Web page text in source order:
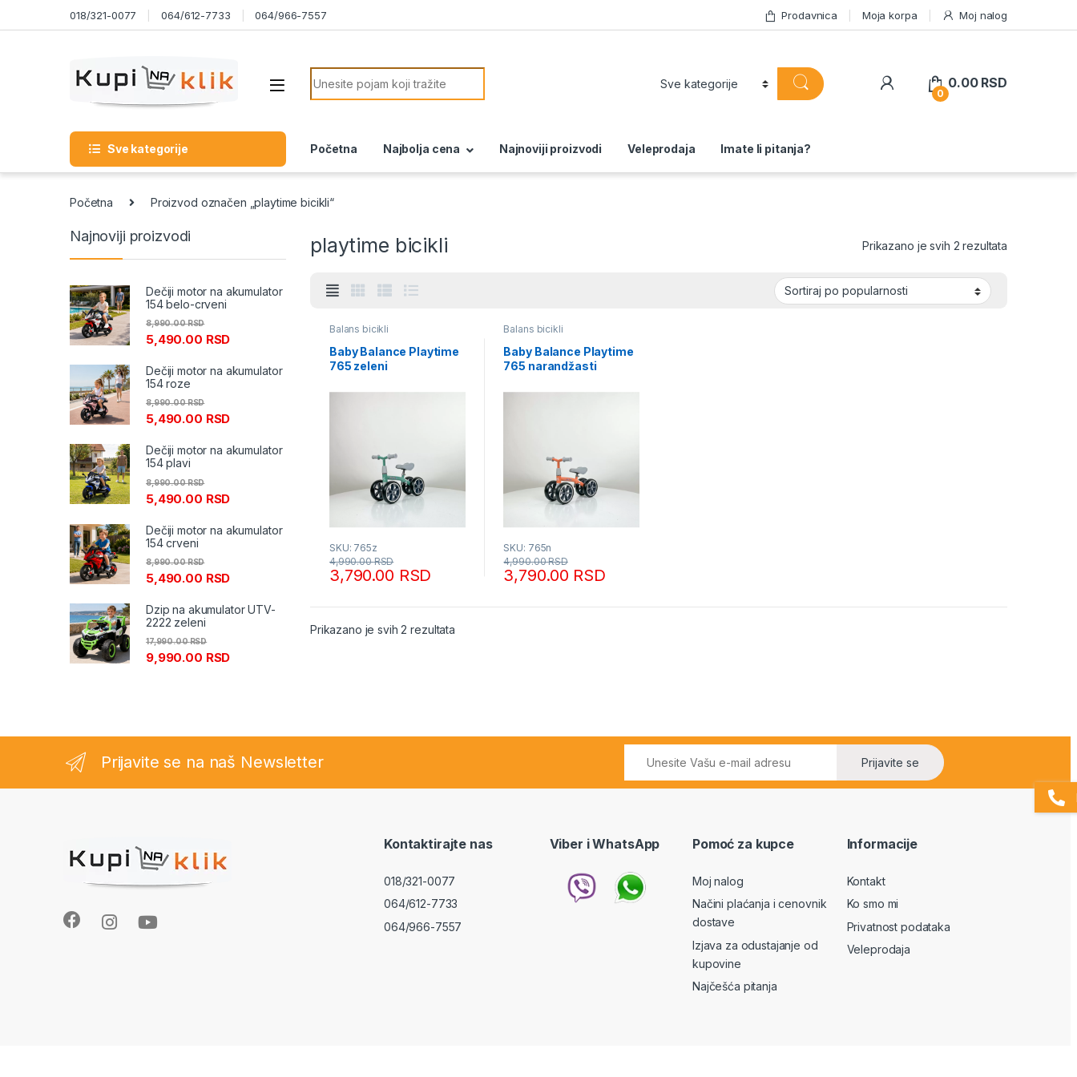
Skip to navigation018/321-0077 064/612-7733 064/966-7557 Prodavnica Moja korpa Moj nalog
Search for:
0
0.00 RSD
Sve kategorije Početna Najbolja cena Najnoviji proizvodi Veleprodaja Imate li pitanja?
Početna Proizvod označen „playtime bicikli“
playtime bicikli Prikazano je svih 2 rezultata
Balans bicikli
Baby Balance Playtime
765 zeleni
SKU: 765z
3,790.00 RSD
4,990.00RSD
Balans bicikli
Baby Balance Playtime
765 narandžasti
SKU: 765n
3,790.00 RSD
4,990.00RSD
Prikazano je svih 2 rezultataSortirano po popularnosti
Najnoviji proizvodi
Dečiji motor na akumulator
154 belo-crveni
5,490.00 RSD
8,990.00RSD
Dečiji motor na akumulator
154 roze
5,490.00 RSD
8,990.00RSD
Dečiji motor na akumulator
154 plavi
5,490.00 RSD
8,990.00RSD
Dečiji motor na akumulator
154 crveni
5,490.00 RSD
8,990.00RSD
Dzip na akumulator UTV-
2222 zeleni
9,990.00 RSD
17,990.00RSD
Prijavite se na naš Newsletter Prijavite se
Kontaktirajte nas
018/321-0077
064/612-7733
064/966-7557
Viber i WhatsApp Pomoć za kupce
Moj nalog
Načini plaćanja i cenovnik
dostave
Izjava za odustajanje od
kupovine
Najčešća pitanja
Informacije
Kontakt
Ko smo mi
Privatnost podataka
Veleprodaja